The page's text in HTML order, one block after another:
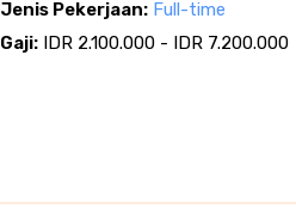
Jenis Pekerjaan: Full-time
Gaji: IDR 2.100.000 - IDR 7.200.000